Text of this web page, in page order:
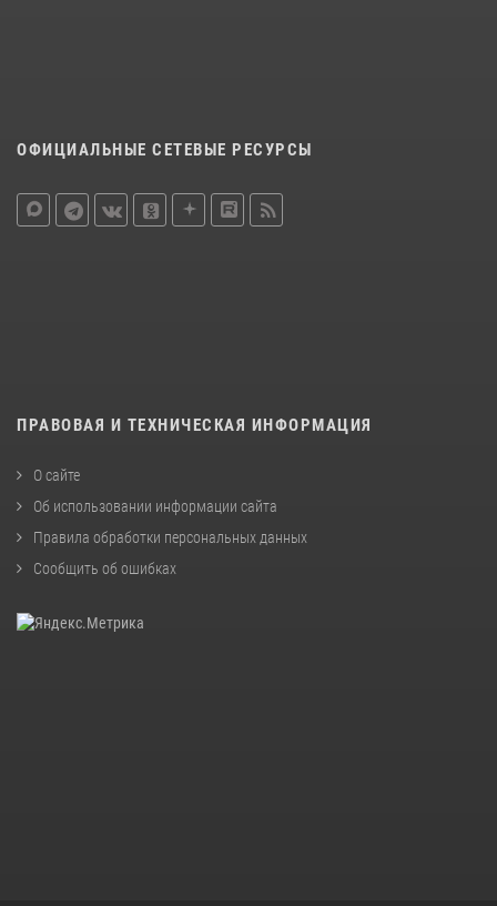
ОФИЦИАЛЬНЫЕ СЕТЕВЫЕ РЕСУРСЫ
ПРАВОВАЯ И ТЕХНИЧЕСКАЯ ИНФОРМАЦИЯ
О сайте
Об использовании информации сайта
Правила обработки персональных данных
Сообщить об ошибках